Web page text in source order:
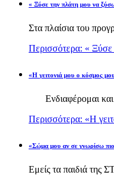
« Ξύσε την πλάτη μου να
Στα πλαίσια του
Περισσότερα: « Ξύσε
«Η γειτονιά μου ο κόσμος
Ενδιαφέρομαι και
Περισσότερα: «Η
«Σώμα μου αν σε γνωρίσω
Εμείς τα παιδιά της